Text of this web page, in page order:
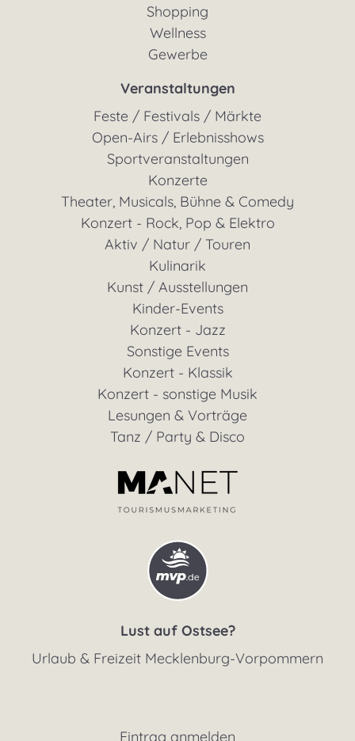
Shopping
Wellness
Gewerbe
Veranstaltungen
Feste / Festivals / Märkte
Open-Airs / Erlebnisshows
Sportveranstaltungen
Konzerte
Theater, Musicals, Bühne & Comedy
Konzert - Rock, Pop & Elektro
Aktiv / Natur / Touren
Kulinarik
Kunst / Ausstellungen
Kinder-Events
Konzert - Jazz
Sonstige Events
Konzert - Klassik
Konzert - sonstige Musik
Lesungen & Vorträge
Tanz / Party & Disco
Lust auf Ostsee?
Urlaub & Freizeit Mecklenburg-Vorpommern
Eintrag anmelden